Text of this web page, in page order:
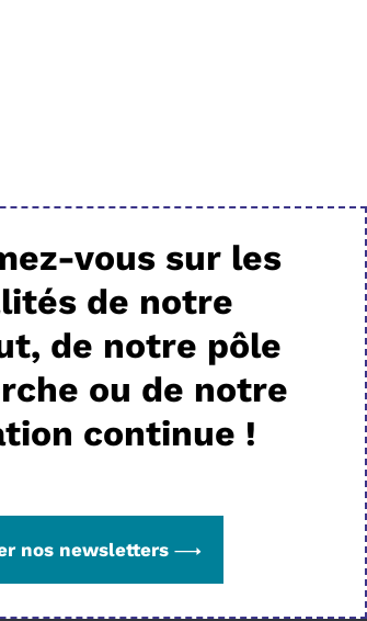
vous sur les
de notre
de notre pôle
ou de notre
continue !
nos newsletters